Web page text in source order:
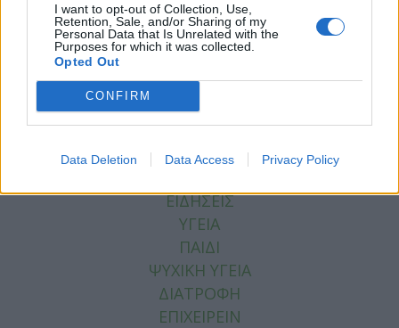
I want to opt-out of Collection, Use,
Retention, Sale, and/or Sharing of my
Personal Data that Is Unrelated with the
Purposes for which it was collected.
Opted Out
CONFIRM
Data Deletion Data Access Privacy Policy
Facebook
Twitter
Tags:ΕΜΒΟΛΙΟ PFIZER
ΚΑΤΗΓΟΡΙΕΣ
ΕΙΔΗΣΕΙΣ
ΥΓΕΙΑ
ΠΑΙΔΙ
ΨΥΧΙΚΗ ΥΓΕΙΑ
ΔΙΑΤΡΟΦΗ
ΕΠΙΧΕΙΡΕΙΝ